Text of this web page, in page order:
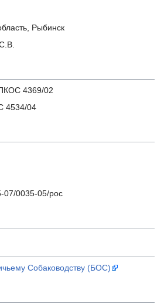
Рыбинск
4369/02
04
0035-05/рос
Собаководству (БОС)